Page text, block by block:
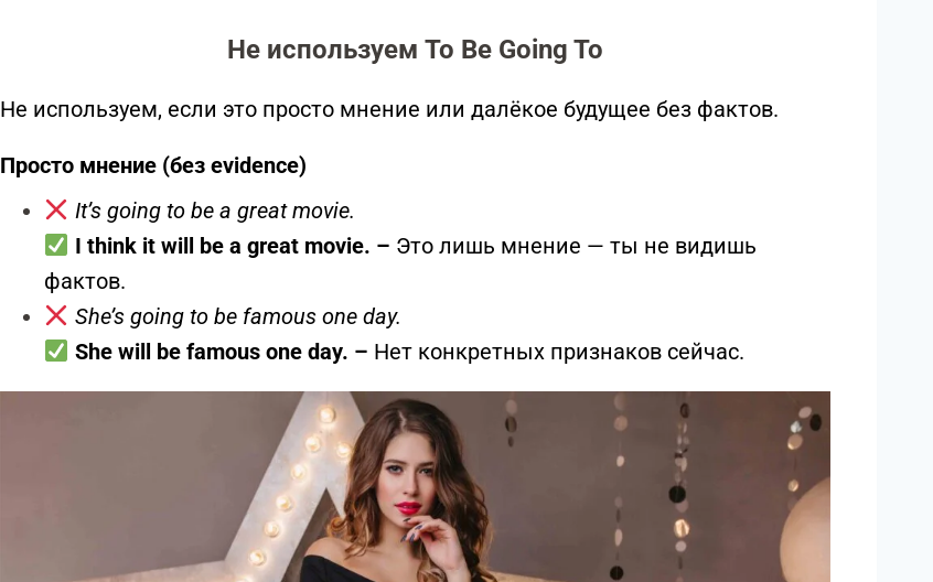
Не используем To Be Going To
Не используем, если это просто мнение или далёкое будущее без фактов.
Просто мнение (без evidence)
It’s going to be a great movie.
I think it will be a great movie. – Это лишь мнение — ты не видишь
фактов.
She’s going to be famous one day.
She will be famous one day. – Нет конкретных признаков сейчас.